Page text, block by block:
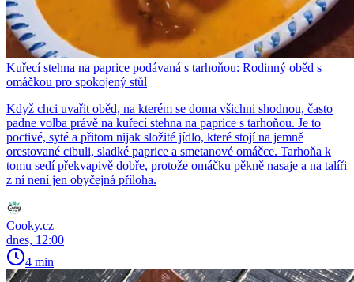
Kuřecí stehna na paprice podávaná s tarhoňou: Rodinný oběd s
omáčkou pro spokojený stůl
Když chci uvařit oběd, na kterém se doma všichni shodnou, často
padne volba právě na kuřecí stehna na paprice s tarhoňou. Je to
poctivé, syté a přitom nijak složité jídlo, které stojí na jemně
orestované cibuli, sladké paprice a smetanové omáčce. Tarhoňa k
tomu sedí překvapivě dobře, protože omáčku pěkně nasaje a na talíři
z ní není jen obyčejná příloha.
Cooky.cz
dnes, 12:00
4 min